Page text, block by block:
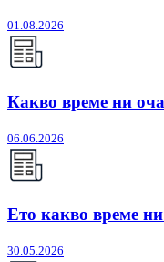
01.08.2026
Какво време ни
06.06.2026
Ето какво време
30.05.2026